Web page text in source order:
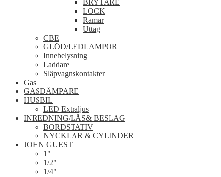
BRYTARE
LOCK
Ramar
Uttag
CBE
GLÖD/LEDLAMPOR
Innebelysning
Laddare
Släpvagnskontakter
Gas
GASDÄMPARE
HUSBIL
LED Extraljus
INREDNING/LÅS& BESLAG
BORDSTATIV
NYCKLAR & CYLINDER
JOHN GUEST
1"
1/2"
1/4"